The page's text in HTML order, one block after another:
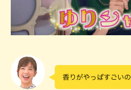
香りがやっぱすごいの